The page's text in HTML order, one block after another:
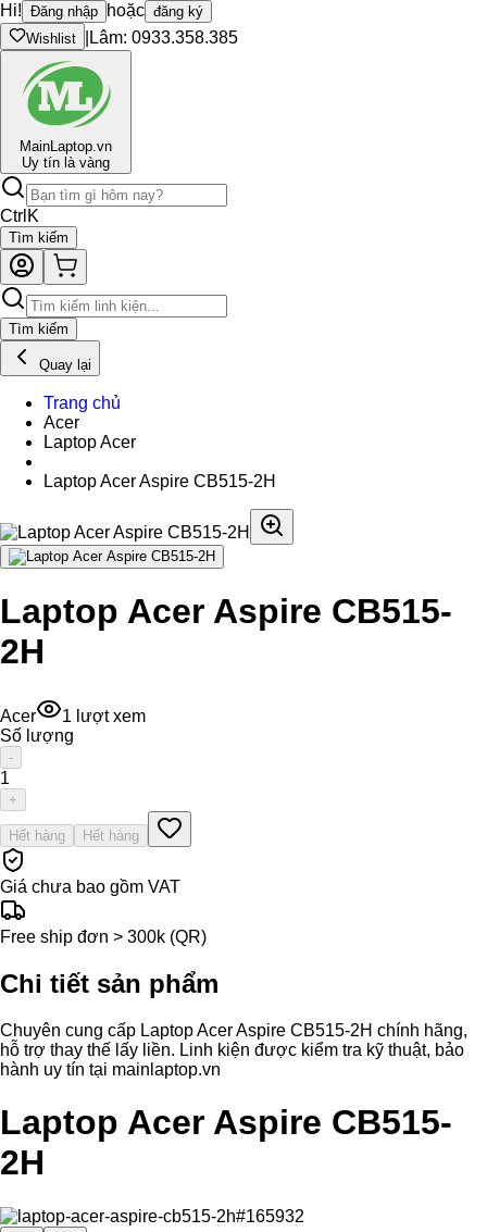
Hi! Đăng nhập hoặc đăng ký
Wishlist
Lâm: 0933.358.385
MainLaptop.vn
Uy tín là vàng
Ctrl K
Tìm kiếm
Tìm kiếm
Quay lại
Trang chủ
Acer
Laptop Acer
Laptop Acer Aspire CB515-2H
Laptop Acer Aspire CB515-
2H
Acer 1 lượt xem
Số lượng
-
1
+
Hết hàng Hết hàng
Giá chưa bao gồm VAT
Free ship đơn > 300k (QR)
Chi tiết sản phẩm
Chuyên cung cấp Laptop Acer Aspire CB515-2H chính hãng,
hỗ trợ thay thế lấy liền. Linh kiện được kiểm tra kỹ thuật, bảo
hành uy tín tại mainlaptop.vn
Laptop Acer Aspire CB515-
2H